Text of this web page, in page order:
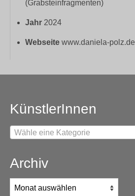
(Grabsteinfragmenten)
Jahr 2024
Webseite www.daniela-polz.de
KünstlerInnen
Wähle eine Kategorie
Archiv
Archiv